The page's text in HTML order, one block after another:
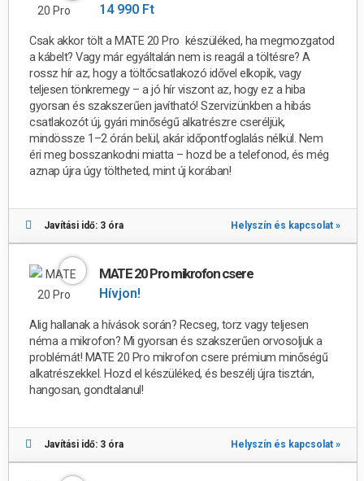
14 990 Ft
Csak akkor tölt a MATE 20 Pro készüléked, ha megmozgatod
a kábelt? Vagy már egyáltalán nem is reagál a töltésre? A
rossz hír az, hogy a töltőcsatlakozó idővel elkopik, vagy
teljesen tönkremegy – a jó hír viszont az, hogy ez a hiba
gyorsan és szakszerűen javítható! Szervizünkben a hibás
csatlakozót új, gyári minőségű alkatrészre cseréljük,
mindössze 1–2 órán belül, akár időpontfoglalás nélkül. Nem
éri meg bosszankodni miatta – hozd be a telefonod, és még
aznap újra úgy töltheted, mint új korában!
Javítási idő: 3 óra Helyszín és kapcsolat »
MATE 20 Pro mikrofon csere
Hívjon!
Alig hallanak a hívások során? Recseg, torz vagy teljesen
néma a mikrofon? Mi gyorsan és szakszerűen orvosoljuk a
problémát! MATE 20 Pro mikrofon csere prémium minőségű
alkatrészekkel. Hozd el készüléked, és beszélj újra tisztán,
hangosan, gondtalanul!
Javítási idő: 3 óra Helyszín és kapcsolat »